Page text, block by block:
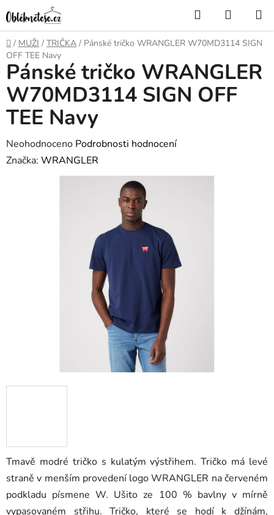
na
obsah
Hledat
KOŠÍK
Domů
/ MUŽI / TRIČKA / Pánské tričko WRANGLER W70MD3114 SIGN
OFF TEE Navy
Tmavě modré tričko s kulatým výstřihem. Tričko má levé
straně v menším provedení logo WRANGLER na červeném
podkladu písmene W. Ušito ze 100 % bavlny v mírně
vypasovaném střihu. Tričko, které se hodí k džínám,
Pánské tričko WRANGLER
W70MD3114 SIGN OFF
TEE Navy
Průměrné
hodnocení
Neohodnoceno Podrobnosti hodnocení
Značka: WRANGLER